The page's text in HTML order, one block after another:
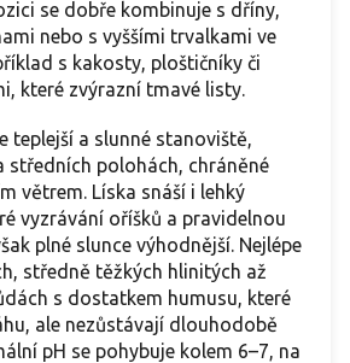
se dobře kombinuje s dříny,
nebo s vyššími trvalkami ve
s kakosty, ploštičníky či
které zvýrazní tmavé listy.
teplejší a slunné stanoviště,
středních polohách, chráněné
větrem. Líska snáší i lehký
vyzrávání oříšků a pravidelnou
plné slunce výhodnější. Nejlépe
středně těžkých hlinitých až
s dostatkem humusu, které
ale nezůstávají dlouhodobě
pH se pohybuje kolem 6–7, na